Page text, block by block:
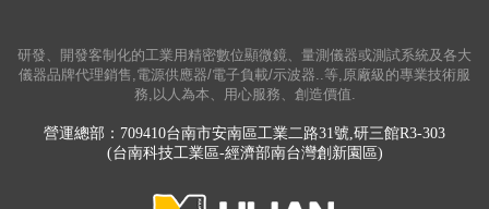
研發、開發客制化的工業用精密數位顯微鏡、量測儀器或測試系統及各大
儀器品牌代理銷售,電源供應器/電子負載/示波器..等,原廠級的專業技術服
務,以人為本、用心服務、創造價值.
營運總部：709410台南市安南區工業二路31號,研三館R3-303
(台南科技工業區-經濟部南台灣創新園區)